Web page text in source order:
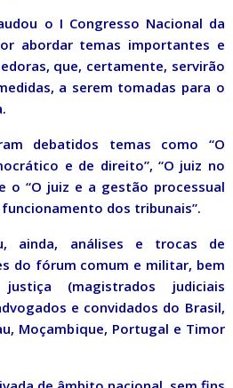
o I Congresso Nacional da
abordar temas importantes e
que, certamente, servirão
a serem tomadas para o
debatidos temas como “O
e de direito”, “O juiz no
o “O juiz e a gestão processual
dos tribunais”.
ainda, análises e trocas de
do fórum comum e militar, bem
(magistrados judiciais
e convidados do Brasil,
Moçambique, Portugal e Timor